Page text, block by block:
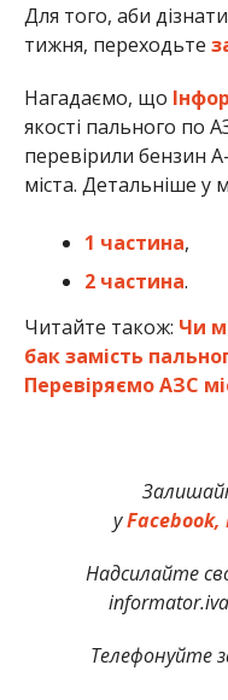
Для того, аби
тижня, переходьте
Нагадаємо, що
якості пального по
перевірили бензин
міста. Детальніше у
1 частина,
2 частина.
Читайте також: Чи
бак замість
Перевіряємо АЗС
уFacebook,
Надсилайте
Телефонуйте